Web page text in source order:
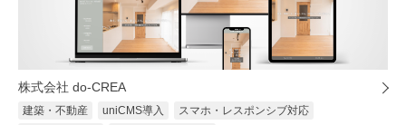
株式会社 do-CREA
建築・不動産 uniCMS導入
スマホ・レスポンシブ対応